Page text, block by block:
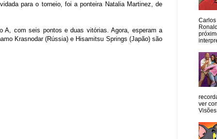
para o torneio, foi a ponteira Natalia Martinez, de
A, com seis pontos e duas vitórias. Agora, esperam a
Krasnodar (Rússia) e Hisamitsu Springs (Japão) são
Carlos
ver